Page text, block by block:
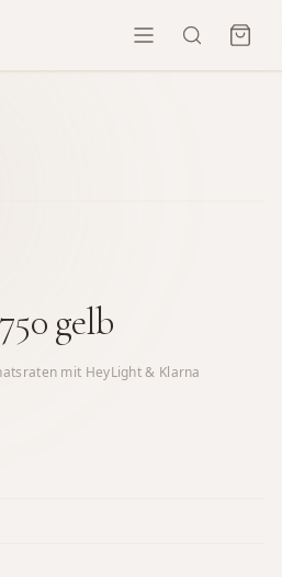
gelb
mit HeyLight & Klarna